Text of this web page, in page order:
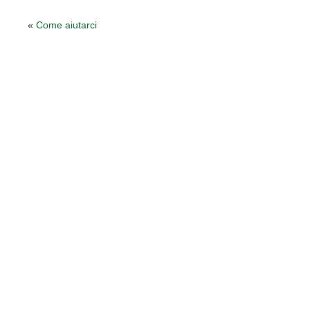
« Come aiutarci